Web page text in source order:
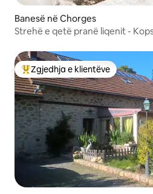
Banesë në Chorges
Strehë e qetë pranë liqenit -
Më të mirat e zgjedhjeve të
Zgjedhja e klientëve